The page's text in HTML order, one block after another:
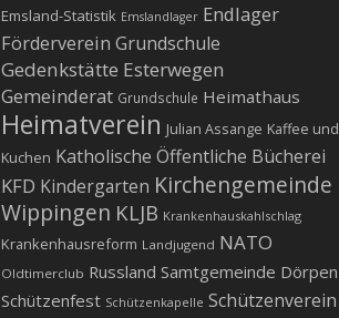
Emsland-Statistik Emslandlager Endlager
Förderverein Grundschule
Gedenkstätte Esterwegen
Gemeinderat Grundschule Heimathaus
Heimatverein Julian Assange Kaffee und
Kuchen Katholische Öffentliche Bücherei
KFD Kindergarten Kirchengemeinde
Wippingen KLJB Krankenhauskahlschlag
Krankenhausreform Landjugend NATO
Oldtimerclub Russland Samtgemeinde Dörpen
Schützenfest Schützenkapelle Schützenverein